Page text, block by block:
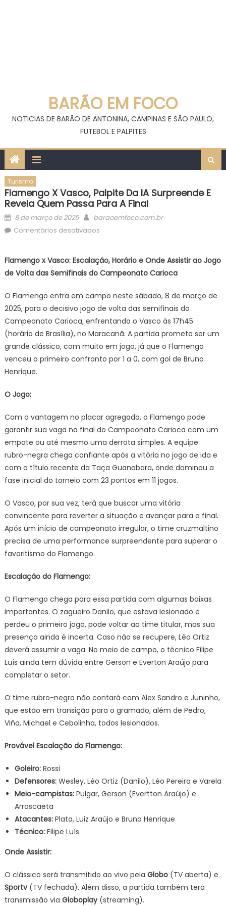
BARÃO EM FOCO
NOTICIAS DE BARÃO DE ANTONINA, CAMPINAS E SÃO PAULO,
FUTEBOL E PALPITES
Turismo
Flamengo X Vasco, Palpite Da IA Surpreende E
Revela Quem Passa Para A Final
Posted
on
8 de março de 2025 Author
baraoemfoco.com.br
Comentários desativadosem
Vasco,
palpite
IA
surpreende
e
revela
quem
passa
Flamengo x Vasco: Escalação, Horário e Onde Assistir ao Jogo
de Volta das Semifinais do Campeonato Carioca
O Flamengo entra em campo neste sábado, 8 de março de
2025, para o decisivo jogo de volta das semifinais do
Campeonato Carioca, enfrentando o Vasco às 17h45
(horário de Brasília), no Maracanã. A partida promete ser um
grande clássico, com muito em jogo, já que o Flamengo
venceu o primeiro confronto por 1 a 0, com gol de Bruno
Henrique.
O Jogo:
Com a vantagem no placar agregado, o Flamengo pode
garantir sua vaga na final do Campeonato Carioca com um
empate ou até mesmo uma derrota simples. A equipe
rubro-negra chega confiante após a vitória no jogo de ida e
com o título recente da Taça Guanabara, onde dominou a
fase inicial do torneio com 23 pontos em 11 jogos.
O Vasco, por sua vez, terá que buscar uma vitória
convincente para reverter a situação e avançar para a final.
Após um início de campeonato irregular, o time cruzmaltino
precisa de uma performance surpreendente para superar o
favoritismo do Flamengo.
Escalação do Flamengo:
O Flamengo chega para essa partida com algumas baixas
importantes. O zagueiro Danilo, que estava lesionado e
perdeu o primeiro jogo, pode voltar ao time titular, mas sua
presença ainda é incerta. Caso não se recupere, Léo Ortiz
deverá assumir a vaga. No meio de campo, o técnico Filipe
Luís ainda tem dúvida entre Gerson e Everton Araújo para
completar o setor.
O time rubro-negro não contará com Alex Sandro e Juninho,
que estão em transição para o gramado, além de Pedro,
Viña, Michael e Cebolinha, todos lesionados.
Provável Escalação do Flamengo:
Goleiro:Rossi
Defensores:Wesley, Léo Ortiz (Danilo), Léo Pereira e Varela
Meio-campistas:Pulgar, Gerson (Evertton Araújo) e
Arrascaeta
Atacantes:Plata, Luiz Araújo e Bruno Henrique
Técnico:Filipe Luís
Onde Assistir:
O clássico será transmitido ao vivo pela Globo(TV aberta) e
Sportv(TV fechada). Além disso, a partida também terá
transmissão via Globoplay(streaming).